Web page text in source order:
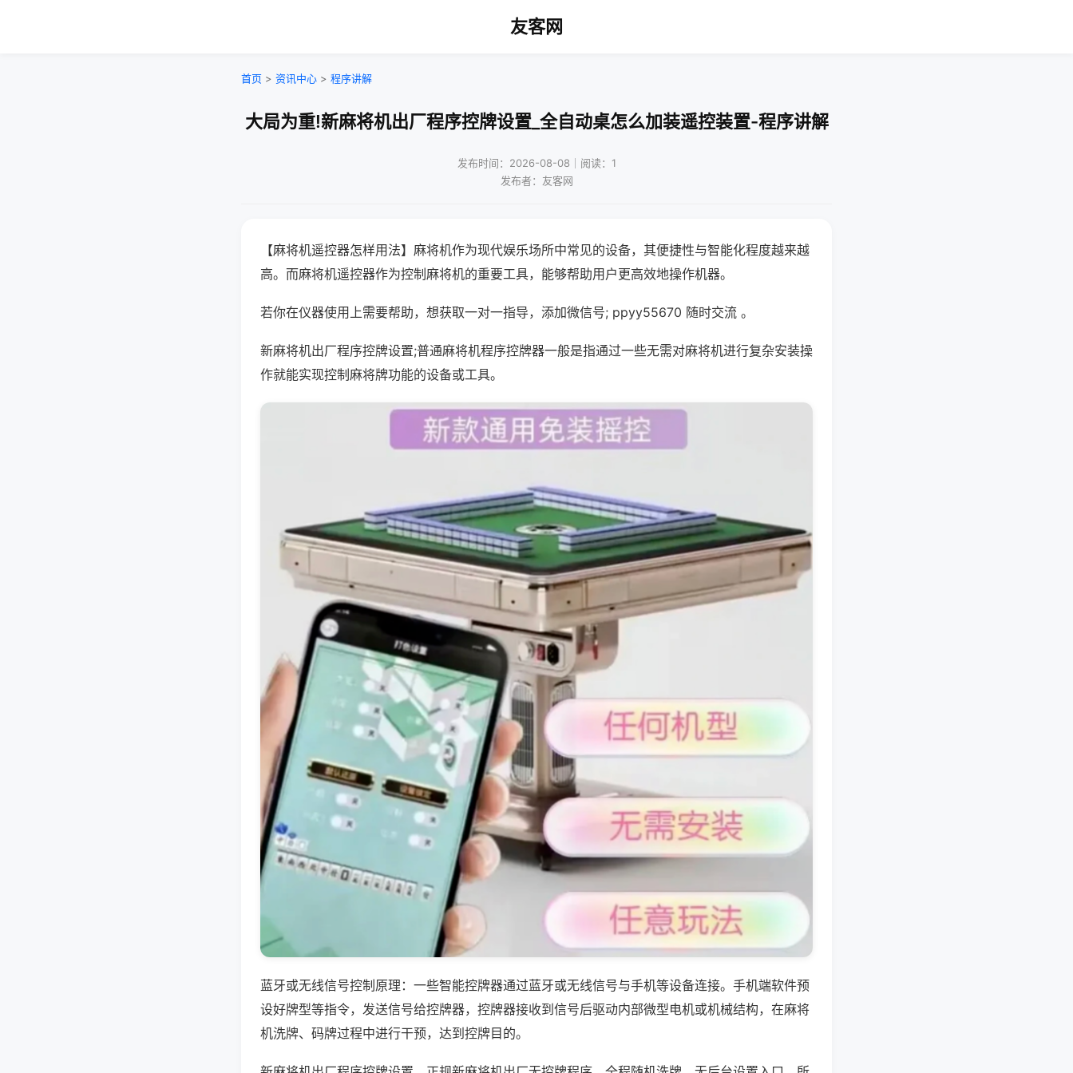
友客网
首页 > 资讯中心 > 程序讲解
大局为重!新麻将机出厂程序控牌设置_全自动桌怎么加装遥控装置-程序讲解
发布时间：2026-08-08｜阅读：1
发布者：友客网
【麻将机遥控器怎样用法】麻将机作为现代娱乐场所中常见的设备，其便捷性与智能化程度越来越
高。而麻将机遥控器作为控制麻将机的重要工具，能够帮助用户更高效地操作机器。
若你在仪器使用上需要帮助，想获取一对一指导，添加微信号; ppyy55670 随时交流 。
新麻将机出厂程序控牌设置;普通麻将机程序控牌器一般是指通过一些无需对麻将机进行复杂安装操
作就能实现控制麻将牌功能的设备或工具。
蓝牙或无线信号控制原理：一些智能控牌器通过蓝牙或无线信号与手机等设备连接。手机端软件预
设好牌型等指令，发送信号给控牌器，控牌器接收到信号后驱动内部微型电机或机械结构，在麻将
机洗牌、码牌过程中进行干预，达到控牌目的。